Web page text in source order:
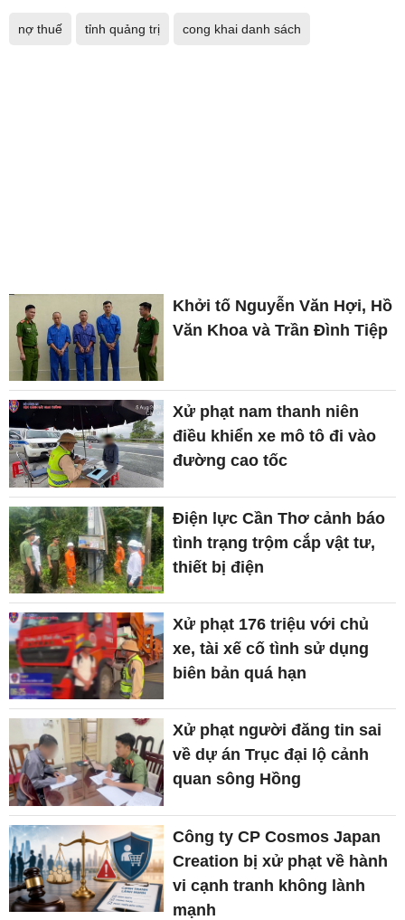
nợ thuế tỉnh quảng trị cong khai danh sách
Khởi tố Nguyễn Văn Hợi, Hồ
Văn Khoa và Trần Đình Tiệp
Xử phạt nam thanh niên
điều khiển xe mô tô đi vào
đường cao tốc
Điện lực Cần Thơ cảnh báo
tình trạng trộm cắp vật tư,
thiết bị điện
Xử phạt 176 triệu với chủ
xe, tài xế cố tình sử dụng
biên bản quá hạn
Xử phạt người đăng tin sai
về dự án Trục đại lộ cảnh
quan sông Hồng
Công ty CP Cosmos Japan
Creation bị xử phạt về hành
vi cạnh tranh không lành
mạnh